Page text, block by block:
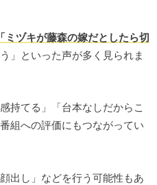
「ミヅキが藤森の嫁だとしたら切
」といった声が多く見られま
持てる」「台本なしだからこ
組への評価にもつながってい
出し」などを行う可能性もあ